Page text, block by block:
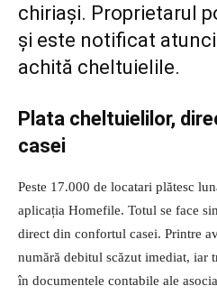
chiriași. Proprietarul
și este notificat
achită cheltuielile.
Plata cheltuielilor,
casei
Peste 17.000 de locatari plătesc
aplicația Homefile. Totul se face
direct din confortul casei. Printre
numără debitul scăzut imediat, iar
în documentele contabile ale